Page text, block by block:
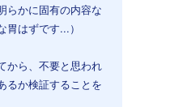
らかに固有の内容な
はずです...）
から、不要と思われ
るか検証することを